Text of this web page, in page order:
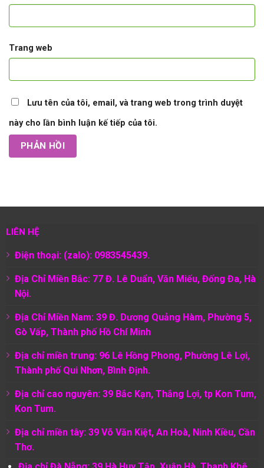
Trang web
Lưu tên của tôi, email, và trang web trong trình duyệt
này cho lần bình luận kế tiếp của tôi.
LIÊN HỆ
Điện thoại: (zalo): 0983545439.
Địa Chỉ Miền Bắc: 77 Đ. Lê Duẩn, Văn Miếu, Đống Đa, Hà
Nội.
Địa Chỉ Miền Nam: 39 Đ. Dương Quảng Hàm, Phường 5,
Gò Vấp, Thành phố Hồ Chí Minh
Địa chỉ miền trung: 96 Lê Hồng Phong, Phường Lê Lợi,
Thành phố Qui Nhơn, Bình Định.
Địa chỉ cao nguyên: 39 Bắc Kạn, Thắng Lợi, tp Kon Tum,
Kon Tum.
Địa chỉ miền tây: 39 Võ Văn Kiệt, An Hoà, Ninh Kiều, Cần
Thơ.